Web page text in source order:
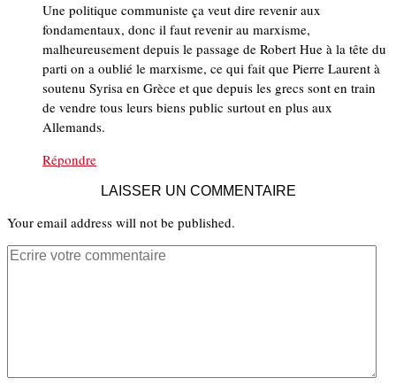
Une politique communiste ça veut dire revenir aux
fondamentaux, donc il faut revenir au marxisme,
malheureusement depuis le passage de Robert Hue à la tête du
parti on a oublié le marxisme, ce qui fait que Pierre Laurent à
soutenu Syrisa en Grèce et que depuis les grecs sont en train
de vendre tous leurs biens public surtout en plus aux
Allemands.
Répondre
LAISSER UN COMMENTAIRE
Your email address will not be published.